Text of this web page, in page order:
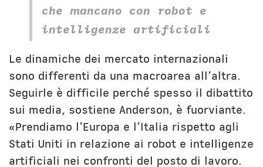
che mancano con robot e
intelligenze artificiali
Le dinamiche dei mercato internazionali
sono differenti da una macroarea all’altra.
Seguirle è difficile perché spesso il dibattito
sui media, sostiene Anderson, è fuorviante.
«Prendiamo l’Europa e l’Italia rispetto agli
Stati Uniti in relazione ai robot e intelligenze
artificiali nei confronti del posto di lavoro.